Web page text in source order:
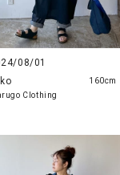
08/01
Clothing
160cm